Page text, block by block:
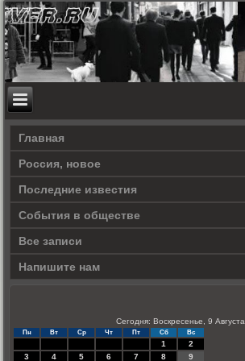
Главная
Россия, новое
Последние известия
События в обществе
Все записи
Напишите нам
Сегодня: Воскресенье, 9 Августа
Пн Вт Ср Чт Пт Сб Вс
1
2
3
4 5 6 7 8
9